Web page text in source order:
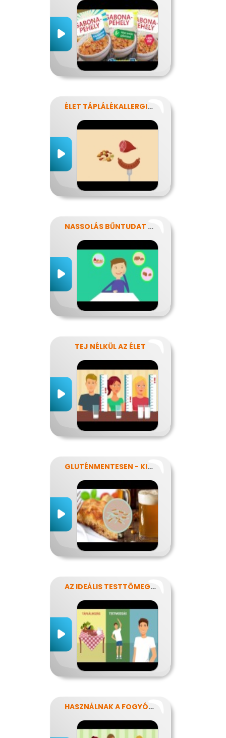
ÉLET TÁPLÁLÉKALLERGIÁVAL
NASSOLÁS BŰNTUDAT NÉLKÜL
TEJ NÉLKÜL AZ ÉLET
GLUTÉNMENTESEN - KINEK IS?!
AZ IDEÁLIS TESTTÖMEG TITKAI
HASZNÁLNAK A FOGYÓKÚRÁK?